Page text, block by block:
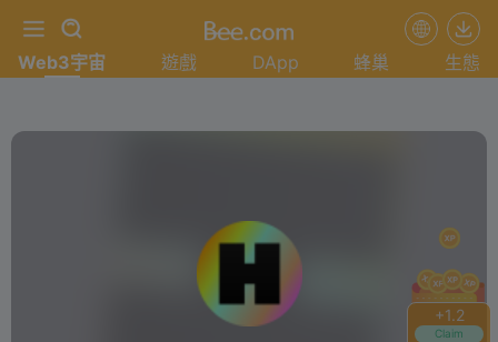
+1.2
Claim
Web3宇宙 遊戲 DApp 蜂巢 生態